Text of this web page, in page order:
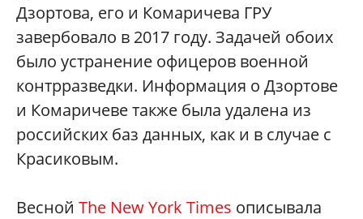
Дзортова, его и Комаричева ГРУ
завербовало в 2017 году. Задачей обоих
было устранение офицеров военной
контрразведки. Информация о Дзортове
и Комаричеве также была удалена из
российских баз данных, как и в случае с
Красиковым.
Весной The New York Times описывала